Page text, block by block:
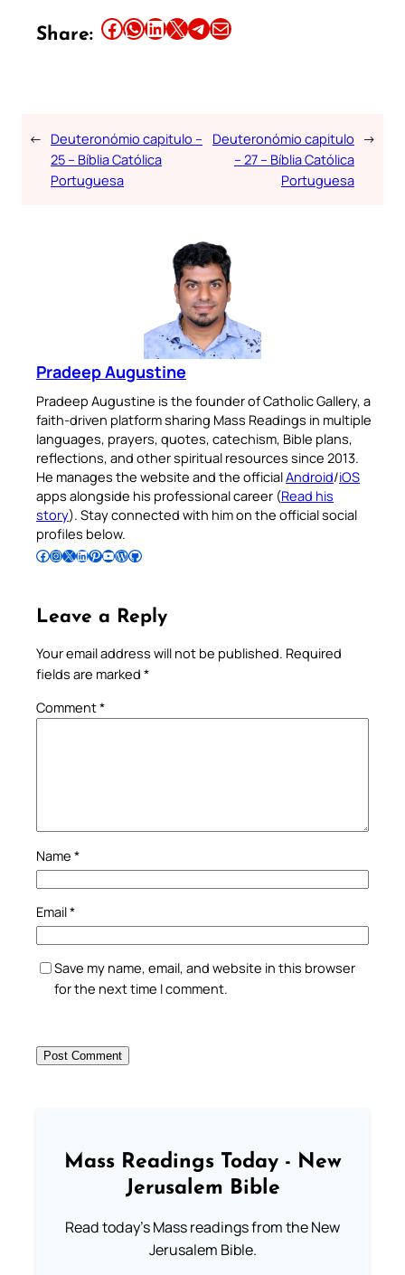
Share: Share this article on Facebook Share this article on WhatsApp Share this article on LinkedIn Share this article on X Share this article on TelegramEmail this Article
← Deuteronómio capitulo –
25 – Bíblia Católica
Portuguesa
Deuteronómio capitulo
– 27 – Bíblia Católica
Portuguesa
→
Pradeep Augustine
Pradeep Augustine is the founder of Catholic Gallery, a
faith-driven platform sharing Mass Readings in multiple
languages, prayers, quotes, catechism, Bible plans,
reflections, and other spiritual resources since 2013.
He manages the website and the officialAndroid/iOS
apps alongside his professional career (Read his
story). Stay connected with him on the official social
profiles below.
Follow Pradeep on Facebook Follow Pradeep on InstagramFollow Pradeep on X Follow Pradeep on LinkedIn Follow Pradeep on Pinterest Subscribe to Pradeep’s Youtube Channel Follow Pradeep on WordPress Follow Pradeep on GitHub
Leave a Reply
Your email address will not be published. Required
fields are marked *
Comment*
Name *
Email*
Save my name, email, and website in this browser
for the next time I comment.
Mass Readings Today - New
Jerusalem Bible
Read today's Mass readings from the New
Jerusalem Bible.